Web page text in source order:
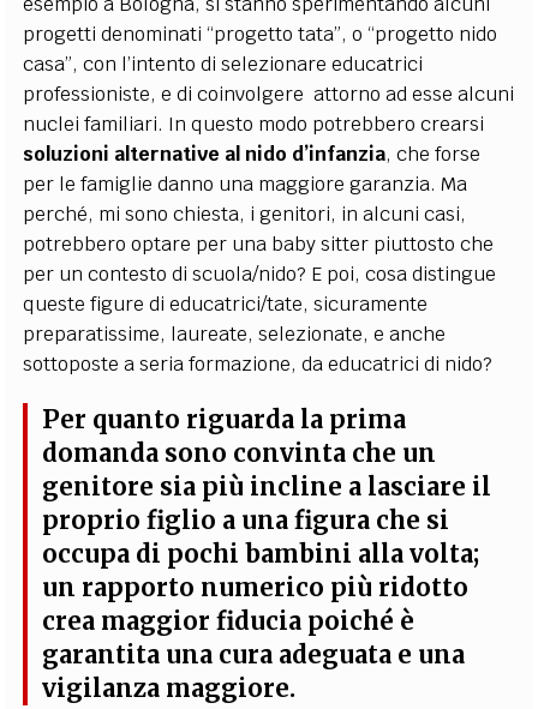
progetti denominati “progetto tata”, o “progetto nido
casa”, con l’intento di selezionare educatrici
professioniste, e di coinvolgere attorno ad esse alcuni
nuclei familiari. In questo modo potrebbero crearsi
soluzioni alternative al nido d’infanzia, che forse
per le famiglie danno una maggiore garanzia. Ma
perché, mi sono chiesta, i genitori, in alcuni casi,
potrebbero optare per una baby sitter piuttosto che
per un contesto di scuola/nido? E poi, cosa distingue
queste figure di educatrici/tate, sicuramente
preparatissime, laureate, selezionate, e anche
sottoposte a seria formazione, da educatrici di nido?
Per quanto riguarda la prima
domanda sono convinta che un
genitore sia più incline a lasciare il
proprio figlio a una figura che si
occupa di pochi bambini alla volta;
un rapporto numerico più ridotto
crea maggior fiducia poiché è
garantita una cura adeguata e una
vigilanza maggiore.